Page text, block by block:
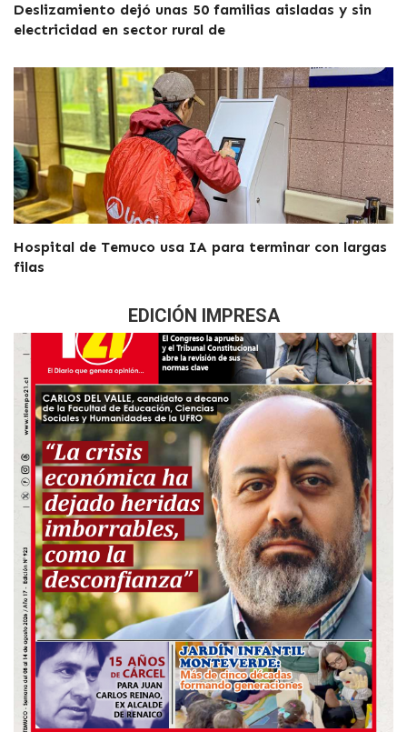
Deslizamiento dejó unas 50 familias aisladas y sin
electricidad en sector rural de
Hospital de Temuco usa IA para terminar con largas
filas
EDICIÓN IMPRESA